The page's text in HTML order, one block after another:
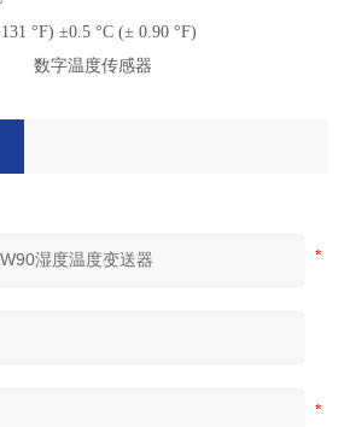
°F) ±0.5 °C (± 0.90 °F)
温度传感器